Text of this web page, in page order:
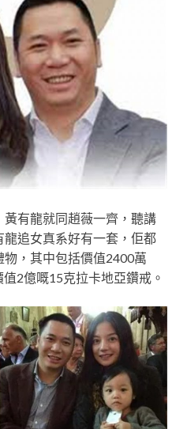
有龍就同趙薇一齊，聽講
追女真系好有一套，佢都
，其中包括價值2400萬
2億嘅15克拉卡地亞鑽戒。